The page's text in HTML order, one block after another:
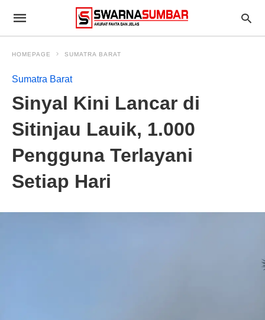
HOMEPAGE SUMATRA BARAT
Sumatra Barat
Sinyal Kini Lancar di
Sitinjau Lauik, 1.000
Pengguna Terlayani
Setiap Hari